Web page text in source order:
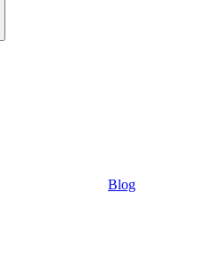
Blog